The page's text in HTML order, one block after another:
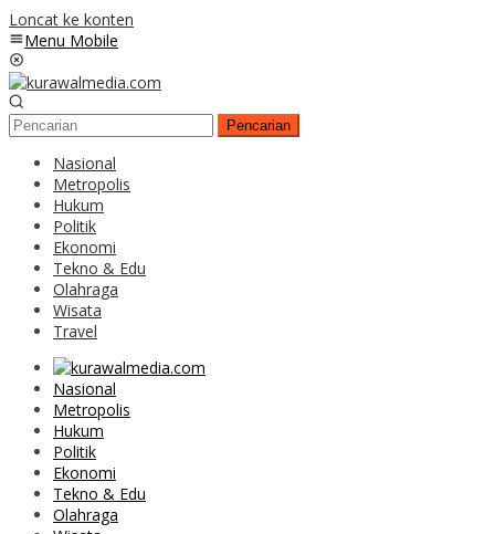
Loncat ke konten
Menu Mobile
Pencarian
Nasional
Metropolis
Hukum
Politik
Ekonomi
Tekno & Edu
Olahraga
Wisata
Travel
Nasional
Metropolis
Hukum
Politik
Ekonomi
Tekno & Edu
Olahraga